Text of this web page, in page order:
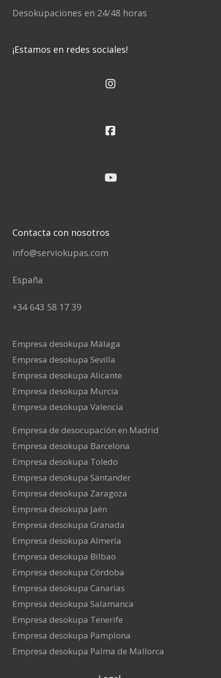
Desokupaciones en 24/48 horas
¡Estamos en redes sociales!
Contacta con nosotros
info@serviokupas.com
España
+34 643 58 17 39
Empresa desokupa Málaga
Empresa desokupa Sevilla
Empresa desokupa Alicante
Empresa desokupa Murcia
Empresa desokupa Valencia
Empresa de desocupación en Madrid
Empresa desokupa Barcelona
Empresa desokupa Toledo
Empresa desokupa Santander
Empresa desokupa Zaragoza
Empresa desokupa Jaén
Empresa desokupa Granada
Empresa desokupa Almería
Empresa desokupa Bilbao
Empresa desokupa Córdoba
Empresa desokupa Canarias
Empresa desokupa Salamanca
Empresa desokupa Tenerife
Empresa desokupa Pamplona
Empresa desokupa Palma de Mallorca